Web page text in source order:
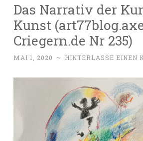
Das Narrativ der
Kunst
Criegern.de Nr 235)
MAI 1, 2020 ~ HINTERLASSE EINEN